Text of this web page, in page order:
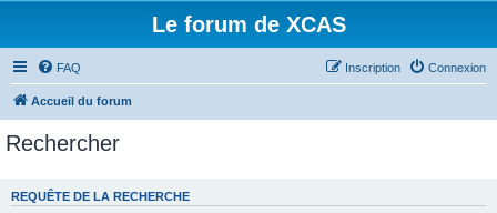
Le forum de XCAS
FAQ Connexion
Inscription
Accueil du forum
Rechercher
REQUÊTE DE LA RECHERCHE